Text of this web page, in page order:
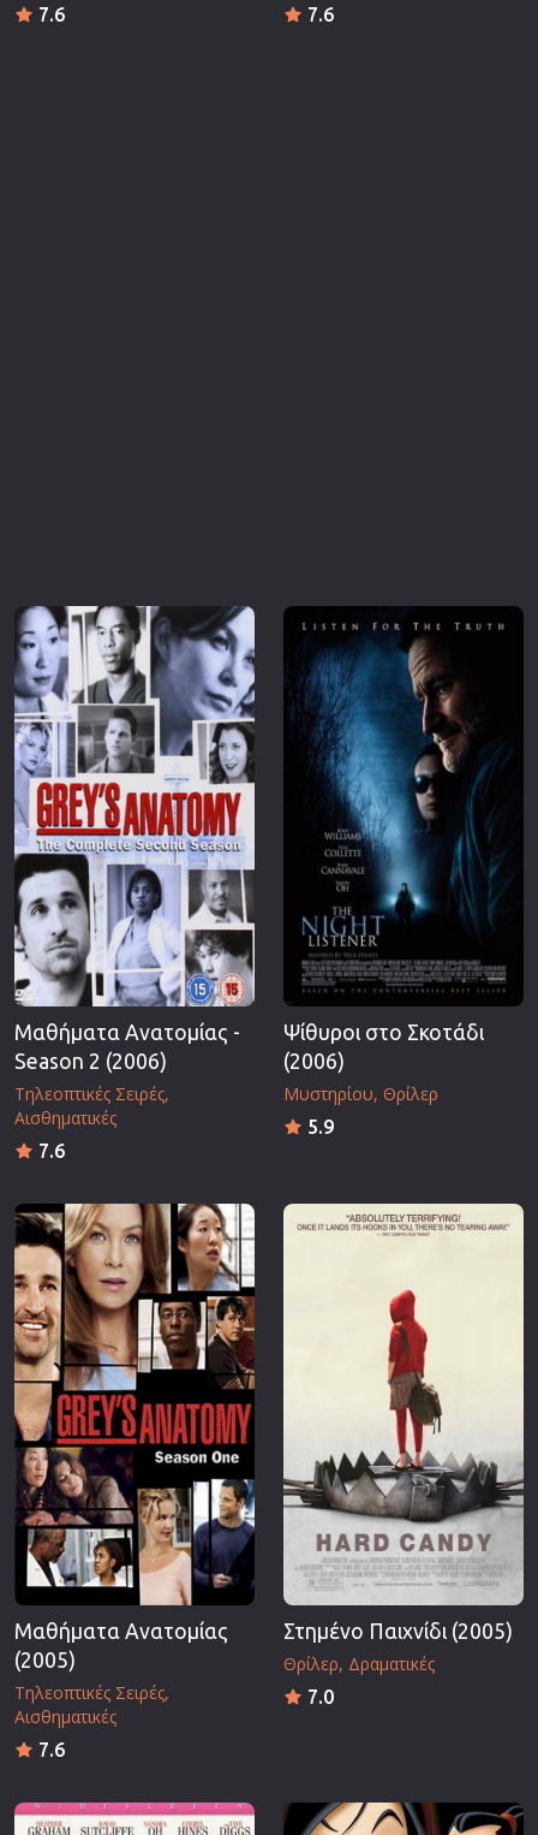
7.6 7.6
Μαθήματα Ανατομίας -
Season 2 (2006)
Τηλεοπτικές Σειρές
Αισθηματικές
7.6
Ψίθυροι στο Σκοτάδι
(2006)
Μυστηρίου Θρίλερ
5.9
Μαθήματα Ανατομίας
(2005)
Τηλεοπτικές Σειρές
Αισθηματικές
7.6
Στημένο Παιχνίδι (2005)
Θρίλερ Δραματικές
7.0